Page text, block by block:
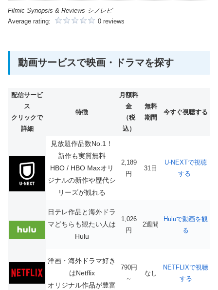
Filmic Synopsis & Reviews-シノレビ
Average rating:
0 reviews
動画サービスで映画・ドラマを探す
配信サービ
ス
クリックで
詳細
特徴
月額料
金
（税
込）
無料
期間
今すぐ視聴する
見放題作品数No.1！
新作も実質無料
HBO / HBO Maxオリ
ジナルの新作や歴代シ
リーズが観れる
2,189
円
31日
U-NEXTで視聴
する
日テレ作品と海外ドラ
マどちらも観たい人は
Hulu
1,026
円
2週間
Huluで動画を観
る
洋画・海外ドラマ好き
はNetflix
オリジナル作品が豊富
790円
～
なし
NETFLIXで視聴
する